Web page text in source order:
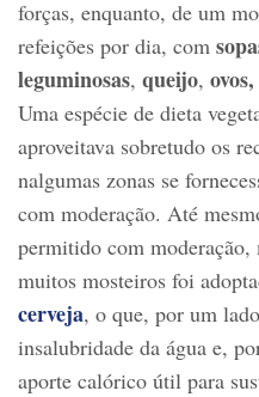
forças, enquanto, de um
refeições por dia, com
leguminosas, queijo, ovos,
Uma espécie de dieta
aproveitava sobretudo os
nalgumas zonas se
com moderação. Até
permitido com moderação,
muitos mosteiros foi
cerveja, o que, por um
insalubridade da água e,
aporte calórico útil para